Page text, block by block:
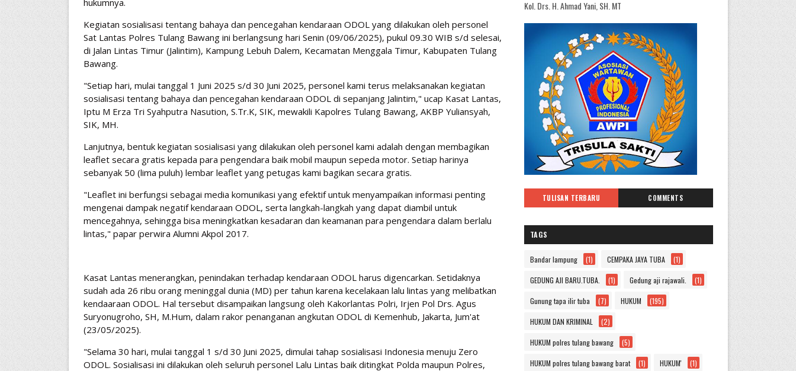
hukumnya.
Kegiatan sosialisasi tentang bahaya dan pencegahan kendaraan ODOL yang dilakukan oleh personel
Sat Lantas Polres Tulang Bawang ini berlangsung hari Senin (09/06/2025), pukul 09.30 WIB s/d selesai,
di Jalan Lintas Timur (Jalintim), Kampung Lebuh Dalem, Kecamatan Menggala Timur, Kabupaten Tulang
Bawang.
"Setiap hari, mulai tanggal 1 Juni 2025 s/d 30 Juni 2025, personel kami terus melaksanakan kegiatan
sosialisasi tentang bahaya dan pencegahan kendaraan ODOL di sepanjang Jalintim," ucap Kasat Lantas,
Iptu M Erza Tri Syahputra Nasution, S.Tr.K, SIK, mewakili Kapolres Tulang Bawang, AKBP Yuliansyah,
SIK, MH.
Lanjutnya, bentuk kegiatan sosialisasi yang dilakukan oleh personel kami adalah dengan membagikan
leaflet secara gratis kepada para pengendara baik mobil maupun sepeda motor. Setiap harinya
sebanyak 50 (lima puluh) lembar leaflet yang petugas kami bagikan secara gratis.
"Leaflet ini berfungsi sebagai media komunikasi yang efektif untuk menyampaikan informasi penting
mengenai dampak negatif kendaraan ODOL, serta langkah-langkah yang dapat diambil untuk
mencegahnya, sehingga bisa meningkatkan kesadaran dan keamanan para pengendara dalam berlalu
lintas," papar perwira Alumni Akpol 2017.
Kasat Lantas menerangkan, penindakan terhadap kendaraan ODOL harus digencarkan. Setidaknya
sudah ada 26 ribu orang meninggal dunia (MD) per tahun karena kecelakaan lalu lintas yang melibatkan
kendaaraan ODOL. Hal tersebut disampaikan langsung oleh Kakorlantas Polri, Irjen Pol Drs. Agus
Suryonugroho, SH, M.Hum, dalam rakor penanganan angkutan ODOL di Kemenhub, Jakarta, Jum'at
(23/05/2025).
"Selama 30 hari, mulai tanggal 1 s/d 30 Juni 2025, dimulai tahap sosialisasi Indonesia menuju Zero
ODOL. Sosialisasi ini dilakukan oleh seluruh personel Lalu Lintas baik ditingkat Polda maupun Polres,
Kol. Drs. H. Ahmad Yani, SH. MT
TULISAN TERBARU COMMENTS
TAGS
Bandar lampung (1) CEMPAKA JAYA TUBA (1)
GEDUNG AJI BARU.TUBA. (1) Gedung aji rajawali. (1)
Gunung tapa ilir tuba (7) HUKUM (195)
HUKUM DAN KRIMINAL (2)
HUKUM polres tulang bawang (5)
HUKUM polres tulang bawang barat (1) HUKUM' (1)